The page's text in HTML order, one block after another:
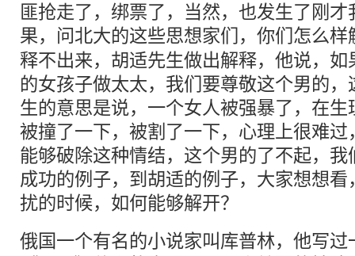
匪抢走了，绑票了，当然，也发生了刚
果，问北大的这些思想家们，你们怎么
释不出来，胡适先生做出解释，他说，
的女孩子做太太，我们要尊敬这个男的
生的意思是说，一个女人被强暴了，在
被撞了一下，被割了一下，心理上很难
能够破除这种情结，这个男的了不起，
成功的例子，到胡适的例子，大家想想
扰的时候，如何能够解开？
俄国一个有名的小说家叫库普林，他写